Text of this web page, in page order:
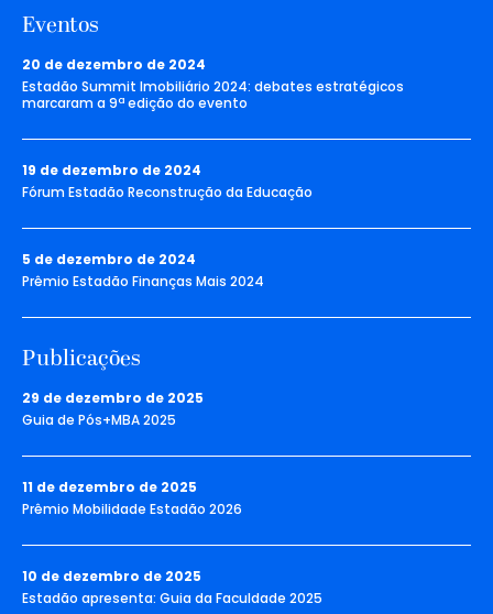
Eventos
20 de dezembro de 2024
Estadão Summit Imobiliário 2024: debates estratégicos
marcaram a 9ª edição do evento
19 de dezembro de 2024
Fórum Estadão Reconstrução da Educação
5 de dezembro de 2024
Prêmio Estadão Finanças Mais 2024
Publicações
29 de dezembro de 2025
Guia de Pós+MBA 2025
11 de dezembro de 2025
Prêmio Mobilidade Estadão 2026
10 de dezembro de 2025
Estadão apresenta: Guia da Faculdade 2025